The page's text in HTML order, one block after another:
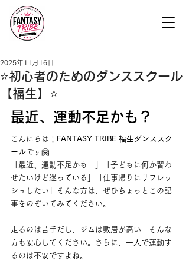
⭐️初心者のためのダンススクール
【福生】⭐️
2025年11月16日
最近、運動不足かも？
こんにちは！
FANTASY TRIBE 福生ダンススク
ールです🤗
「最近、運動不足かも…」「子どもに何か習わ
せたいけど迷っている」「仕事帰りにリフレッ
シュしたい」そんな方は、ぜひちょっとこの記
事をのぞいてみてください。
走るのは苦手だし、ジムは敷居が高い…そんな
方も安心してください。さらに、一人で運動す
るのは不安ですよね。